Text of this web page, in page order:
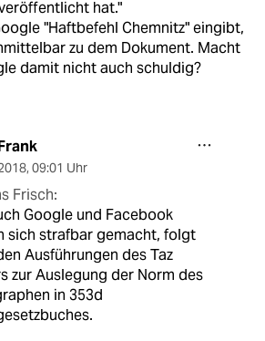
hat."
"Haftbefehl Chemnitz" eingibt,
zu dem Dokument. Macht
damit nicht auch schuldig?
, 09:01 Uhr
Frisch:
Google und Facebook
sich strafbar gemacht, folgt
Ausführungen des Taz
zur Auslegung der Norm des
in 353d